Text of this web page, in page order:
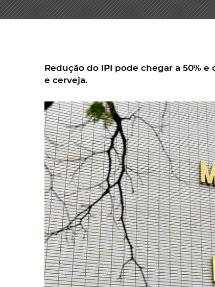
Redução do IPI pode chegar a 50%
e cerveja.